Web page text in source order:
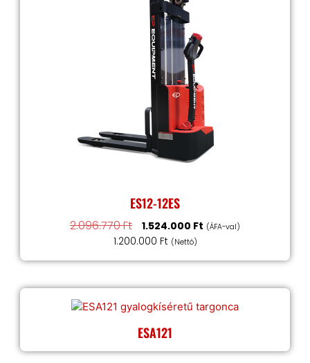
ES12-12ES
2.096.770Ft 1.524.000 Ft (ÁFA-val)
1.200.000 Ft (Nettó)
ESA121